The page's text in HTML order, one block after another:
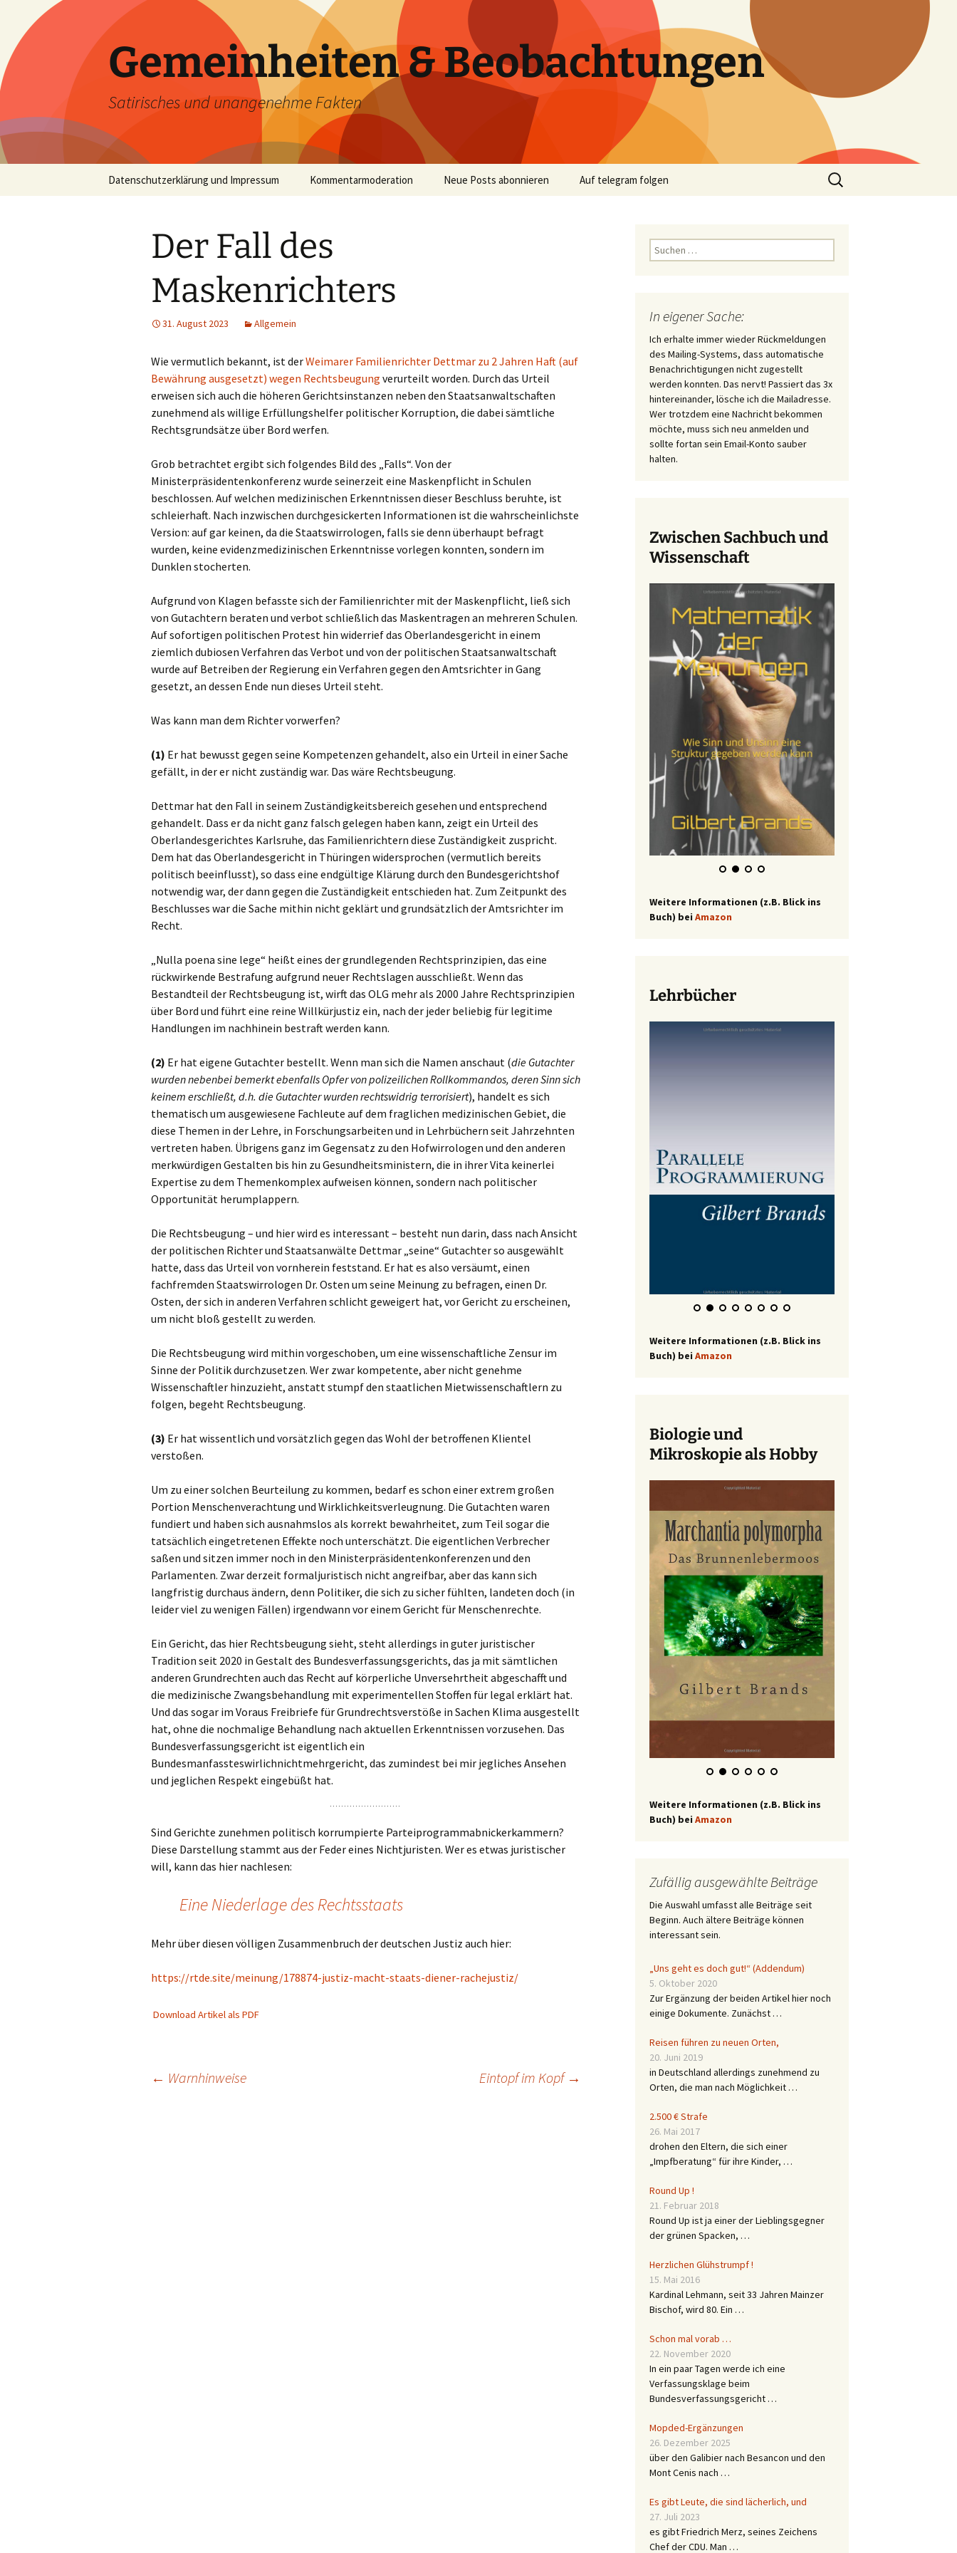
Inhalt
springen
Gemeinheiten & Beobachtungen
Satirisches und unangenehme Fakten
Datenschutzerklärung und Impressum Kommentarmoderation Neue Posts abonnieren Auf telegram folgen
Suchen
nach:
Der Fall des
Maskenrichters
31. August 2023 Allgemein
Wie vermutlich bekannt, ist derWeimarer Familienrichter Dettmar zu 2 Jahren Haft (auf
Bewährung ausgesetzt) wegen Rechtsbeugung verurteilt worden. Durch das Urteil
erweisen sich auch die höheren Gerichtsinstanzen neben den Staatsanwaltschaften
zunehmend als willige Erfüllungshelfer politischer Korruption, die dabei sämtliche
Rechtsgrundsätze über Bord werfen.
Grob betrachtet ergibt sich folgendes Bild des „Falls“. Von der
Ministerpräsidentenkonferenz wurde seinerzeit eine Maskenpflicht in Schulen
beschlossen. Auf welchen medizinischen Erkenntnissen dieser Beschluss beruhte, ist
schleierhaft. Nach inzwischen durchgesickerten Informationen ist die wahrscheinlichste
Version: auf gar keinen, da die Staatswirrologen, falls sie denn überhaupt befragt
wurden, keine evidenzmedizinischen Erkenntnisse vorlegen konnten, sondern im
Dunklen stocherten.
Aufgrund von Klagen befasste sich der Familienrichter mit der Maskenpflicht, ließ sich
von Gutachtern beraten und verbot schließlich das Maskentragen an mehreren Schulen.
Auf sofortigen politischen Protest hin widerrief das Oberlandesgericht in einem
ziemlich dubiosen Verfahren das Verbot und von der politischen Staatsanwaltschaft
wurde auf Betreiben der Regierung ein Verfahren gegen den Amtsrichter in Gang
gesetzt, an dessen Ende nun dieses Urteil steht.
Was kann man dem Richter vorwerfen?
(1) Er hat bewusst gegen seine Kompetenzen gehandelt, also ein Urteil in einer Sache
gefällt, in der er nicht zuständig war. Das wäre Rechtsbeugung.
Dettmar hat den Fall in seinem Zuständigkeitsbereich gesehen und entsprechend
gehandelt. Dass er da nicht ganz falsch gelegen haben kann, zeigt ein Urteil des
Oberlandesgerichtes Karlsruhe, das Familienrichtern diese Zuständigkeit zuspricht.
Dem hat das Oberlandesgericht in Thüringen widersprochen (vermutlich bereits
politisch beeinflusst), so dass eine endgültige Klärung durch den Bundesgerichtshof
notwendig war, der dann gegen die Zuständigkeit entschieden hat. Zum Zeitpunkt des
Beschlusses war die Sache mithin nicht geklärt und grundsätzlich der Amtsrichter im
Recht.
„Nulla poena sine lege“ heißt eines der grundlegenden Rechtsprinzipien, das eine
rückwirkende Bestrafung aufgrund neuer Rechtslagen ausschließt. Wenn das
Bestandteil der Rechtsbeugung ist, wirft das OLG mehr als 2000 Jahre Rechtsprinzipien
über Bord und führt eine reine Willkürjustiz ein, nach der jeder beliebig für legitime
Handlungen im nachhinein bestraft werden kann.
(2) Er hat eigene Gutachter bestellt. Wenn man sich die Namen anschaut (die Gutachter
wurden nebenbei bemerkt ebenfalls Opfer von polizeilichen Rollkommandos, deren Sinn sich
keinem erschließt, d.h. die Gutachter wurden rechtswidrig terrorisiert), handelt es sich
thematisch um ausgewiesene Fachleute auf dem fraglichen medizinischen Gebiet, die
diese Themen in der Lehre, in Forschungsarbeiten und in Lehrbüchern seit Jahrzehnten
vertreten haben. Übrigens ganz im Gegensatz zu den Hofwirrologen und den anderen
merkwürdigen Gestalten bis hin zu Gesundheitsministern, die in ihrer Vita keinerlei
Expertise zu dem Themenkomplex aufweisen können, sondern nach politischer
Opportunität herumplappern.
Die Rechtsbeugung – und hier wird es interessant – besteht nun darin, dass nach Ansicht
der politischen Richter und Staatsanwälte Dettmar „seine“ Gutachter so ausgewählt
hatte, dass das Urteil von vornherein feststand. Er hat es also versäumt, einen
fachfremden Staatswirrologen Dr. Osten um seine Meinung zu befragen, einen Dr.
Osten, der sich in anderen Verfahren schlicht geweigert hat, vor Gericht zu erscheinen,
um nicht bloß gestellt zu werden.
Die Rechtsbeugung wird mithin vorgeschoben, um eine wissenschaftliche Zensur im
Sinne der Politik durchzusetzen. Wer zwar kompetente, aber nicht genehme
Wissenschaftler hinzuzieht, anstatt stumpf den staatlichen Mietwissenschaftlern zu
folgen, begeht Rechtsbeugung.
(3) Er hat wissentlich und vorsätzlich gegen das Wohl der betroffenen Klientel
verstoßen.
Um zu einer solchen Beurteilung zu kommen, bedarf es schon einer extrem großen
Portion Menschenverachtung und Wirklichkeitsverleugnung. Die Gutachten waren
fundiert und haben sich ausnahmslos als korrekt bewahrheitet, zum Teil sogar die
tatsächlich eingetretenen Effekte noch unterschätzt. Die eigentlichen Verbrecher
saßen und sitzen immer noch in den Ministerpräsidentenkonferenzen und den
Parlamenten. Zwar derzeit formaljuristisch nicht angreifbar, aber das kann sich
langfristig durchaus ändern, denn Politiker, die sich zu sicher fühlten, landeten doch (in
leider viel zu wenigen Fällen) irgendwann vor einem Gericht für Menschenrechte.
Ein Gericht, das hier Rechtsbeugung sieht, steht allerdings in guter juristischer
Tradition seit 2020 in Gestalt des Bundesverfassungsgerichts, das ja mit sämtlichen
anderen Grundrechten auch das Recht auf körperliche Unversehrtheit abgeschafft und
die medizinische Zwangsbehandlung mit experimentellen Stoffen für legal erklärt hat.
Und das sogar im Voraus Freibriefe für Grundrechtsverstöße in Sachen Klima ausgestellt
hat, ohne die nochmalige Behandlung nach aktuellen Erkenntnissen vorzusehen. Das
Bundesverfassungsgericht ist eigentlich ein
Bundesmanfassteswirlichnichtmehrgericht, das zumindest bei mir jegliches Ansehen
und jeglichen Respekt eingebüßt hat.
Sind Gerichte zunehmen politisch korrumpierte Parteiprogrammabnickerkammern?
Diese Darstellung stammt aus der Feder eines Nichtjuristen. Wer es etwas juristischer
will, kann das hier nachlesen:
Eine Niederlage des Rechtsstaats
Mehr über diesen völligen Zusammenbruch der deutschen Justiz auch hier:
https://rtde.site/meinung/178874-justiz-macht-staats-diener-rachejustiz/
Download Artikel als PDF
Beitragsnavigation
← Warnhinweise Eintopf im Kopf →
Suchen
nach:
In eigener Sache:
Ich erhalte immer wieder Rückmeldungen
des Mailing-Systems, dass automatische
Benachrichtigungen nicht zugestellt
werden konnten. Das nervt! Passiert das 3x
hintereinander, lösche ich die Mailadresse.
Wer trotzdem eine Nachricht bekommen
möchte, muss sich neu anmelden und
sollte fortan sein Email-Konto sauber
halten.
Zwischen Sachbuch und
Wissenschaft
Weitere Informationen (z.B. Blick ins
Buch) bei Amazon
Lehrbücher
Weitere Informationen (z.B. Blick ins
Buch) bei Amazon
Biologie und
Mikroskopie als Hobby
Weitere Informationen (z.B. Blick ins
Buch) bei Amazon
Zufällig ausgewählte Beiträge
Die Auswahl umfasst alle Beiträge seit
Beginn. Auch ältere Beiträge können
interessant sein.
„Uns geht es doch gut!“ (Addendum)
5. Oktober 2020
Zur Ergänzung der beiden Artikel hier noch
einige Dokumente. Zunächst …
Reisen führen zu neuen Orten,
20. Juni 2019
in Deutschland allerdings zunehmend zu
Orten, die man nach Möglichkeit …
2.500 € Strafe
26. Mai 2017
drohen den Eltern, die sich einer
„Impfberatung“ für ihre Kinder, …
Round Up !
21. Februar 2018
Round Up ist ja einer der Lieblingsgegner
der grünen Spacken, …
Herzlichen Glühstrumpf !
15. Mai 2016
Kardinal Lehmann, seit 33 Jahren Mainzer
Bischof, wird 80. Ein …
Schon mal vorab …
22. November 2020
In ein paar Tagen werde ich eine
Verfassungsklage beim
Bundesverfassungsgericht …
Mopded-Ergänzungen
26. Dezember 2025
über den Galibier nach Besancon und den
Mont Cenis nach …
Es gibt Leute, die sind lächerlich, und
27. Juli 2023
es gibt Friedrich Merz, seines Zeichens
Chef der CDU. Man …